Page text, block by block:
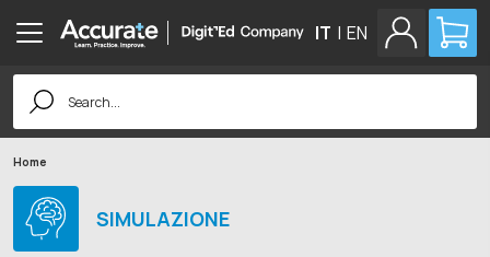
IT | EN
Search
for:
Home
SIMULAZIONE